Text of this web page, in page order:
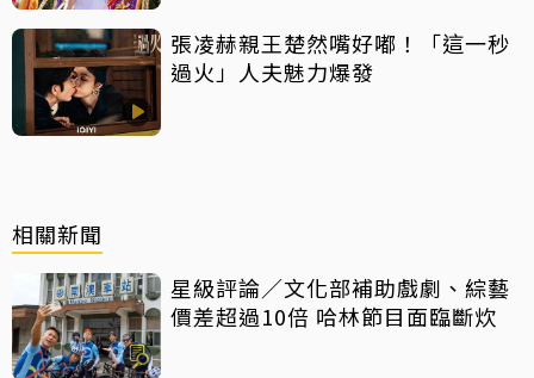
張凌赫親王楚然嘴好嘟！「這一秒
過火」人夫魅力爆發
相關新聞
星級評論／文化部補助戲劇、綜藝
價差超過10倍 哈林節目面臨斷炊